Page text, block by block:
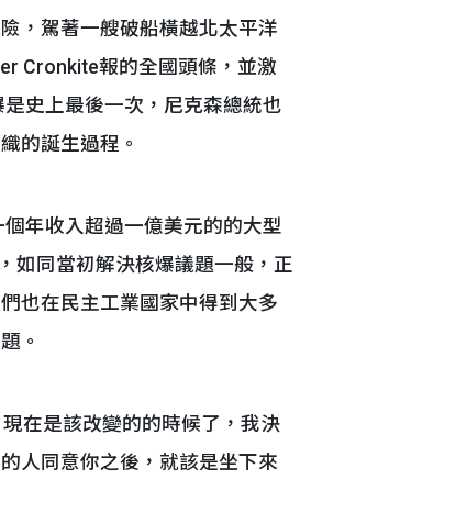
，駕著一艘破船橫越北太平洋
Cronkite報的全國頭條，並激
史上最後一次，尼克森總統也
的誕生過程。
年收入超過一億美元的的大型
如同當初解決核爆議題一般，正
也在民主工業國家中得到大多
。
在是該改變的的時候了，我決
人同意你之後，就該是坐下來